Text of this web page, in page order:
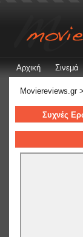
Αρχική Σινεμά
Moviereviews.gr >
Συχνές